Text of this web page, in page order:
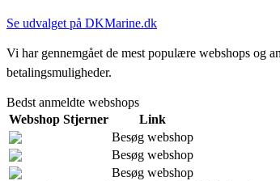
Se udvalget på DKMarine.dk
Vi har gennemgået de mest populære webshops og
betalingsmuligheder.
Bedst anmeldte webshops
Webshop Stjerner
Link
Besøg webshop
Besøg webshop
Besøg webshop